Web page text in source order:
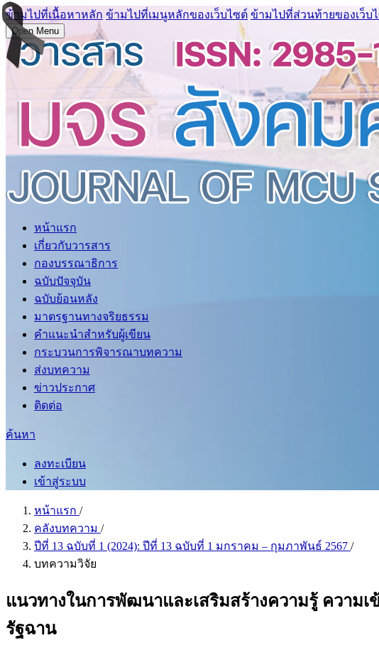
ข้ามไปที่เนื้อหาหลัก ข้ามไปที่เมนูหลักของเว็บไซต์ ข้ามไปที่ส่วนท้ายของเว็บ
Open Menu
หน้าแรก
เกี่ยวกับวารสาร
กองบรรณาธิการ
ฉบับปัจจุบัน
ฉบับย้อนหลัง
มาตรฐานทางจริยธรรม
คำแนะนำสำหรับผู้เขียน
กระบวนการพิจารณาบทความ
ส่งบทความ
ข่าวประกาศ
ติดต่อ
ค้นหา
ลงทะเบียน
เข้าสู่ระบบ
หน้าแรก /
คลังบทความ /
ปีที่ 13 ฉบับที่ 1 (2024): ปีที่ 13 ฉบับที่ 1 มกราคม – กุมภาพันธ์ 2567 /
บทความวิจัย
แนวทางในการพัฒนาและเสริมสร้างความรู้ ความ
รัฐฉาน